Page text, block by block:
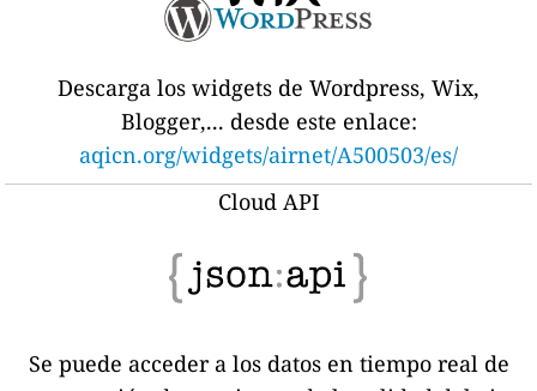
Descarga los widgets de Wordpress, Wix,
Blogger,... desde este enlace:
aqicn.org/widgets/airnet/A500503/es/
Cloud API
Se puede acceder a los datos en tiempo real de